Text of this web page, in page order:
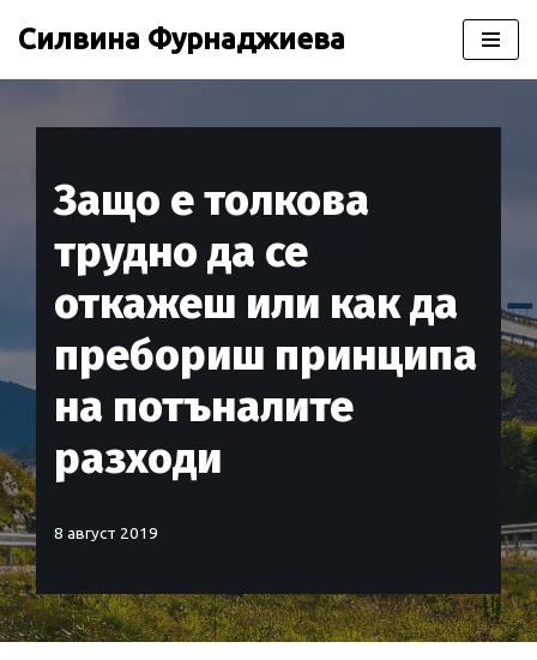
Силвина Фурнаджиева
Защо е толкова
трудно да се
откажеш или как да
пребориш принципа
на потъналите
разходи
8 август 2019